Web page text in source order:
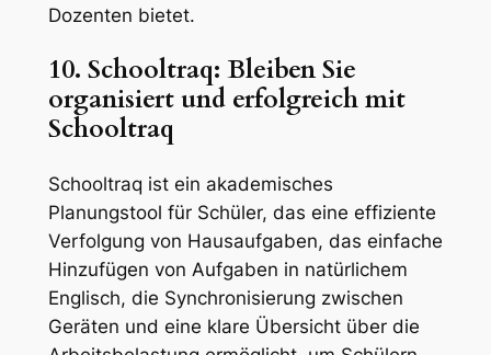
Dozenten bietet.
10. Schooltraq: Bleiben Sie
organisiert und erfolgreich mit
Schooltraq
Schooltraq ist ein akademisches
Planungstool für Schüler, das eine effiziente
Verfolgung von Hausaufgaben, das einfache
Hinzufügen von Aufgaben in natürlichem
Englisch, die Synchronisierung zwischen
Geräten und eine klare Übersicht über die